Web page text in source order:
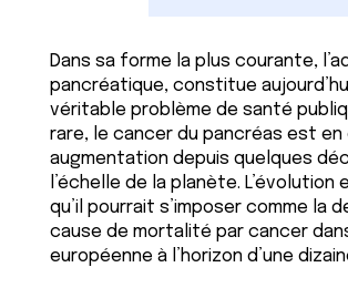
Dans sa forme la plus courante,
pancréatique, constitue
véritable problème de santé
rare, le cancer du pancréas est
augmentation depuis quelques
l’échelle de la planète. L’évolution
qu’il pourrait s’imposer comme la
cause de mortalité par cancer dans
européenne à l’horizon d’une